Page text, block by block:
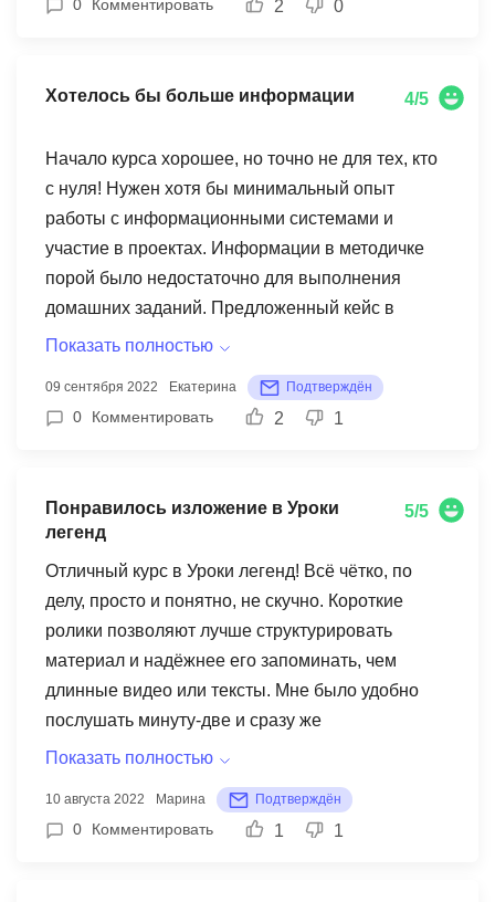
месяц вы уже поймете как генерировать идеи.
у него был бы список рекомендованной
на правильный путь и конкретные знания,
длительность занятий отличная, бесценный
опыт от Уроки легенд.
0 Комментировать 2 0
Хотелось бы больше информации 4/5
Начало курса хорошее, но точно не для тех, кто
с нуля! Нужен хотя бы минимальный опыт
работы с информационными системами и
участие в проектах. Информации в методичке
порой было недостаточно для выполнения
домашних заданий. Предложенный кейс в
самом домашнем задании сырой, мало
придумывать, при том, что профессия аналитика
подразумевает под собой сбор данных и работу
нуля", так как многое в вводном курсе не
поднималось и не освещалось, а также не
вяжется с исходным кейсом. Большая половина
полей шаблонов сквозного задания получилась
не заполненной.
Показать полностью
09 сентября 2022 Екатерина Подтверждён
0 Комментировать 2 1
Понравилось изложение в Уроки
легенд
5/5
Отличный курс в Уроки легенд! Всё чётко, по
делу, просто и понятно, не скучно. Короткие
ролики позволяют лучше структурировать
материал и надёжнее его запоминать, чем
длинные видео или тексты. Мне было удобно
послушать минуту-две и сразу же
законспектировать основные тезисы. Мои
курса сложились в целостную структуру. И
здорово, что преподаватель сам использовал
Показать полностью
10 августа 2022 Марина Подтверждён
0 Комментировать 1 1